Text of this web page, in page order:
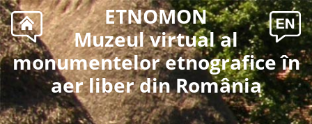
ETNOMON
Muzeul virtual al
monumentelor etnografice în
aer liber din România